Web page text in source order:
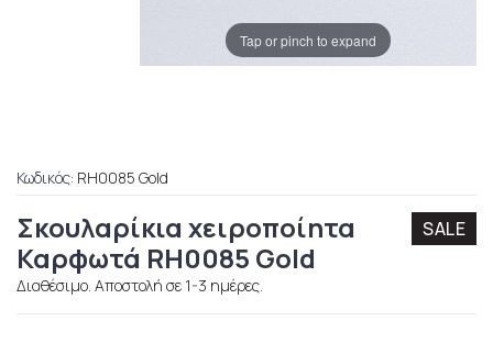
Tap or pinch to expand
Κωδικός: RH0085 Gold
Σκουλαρίκια χειροποίητα
Καρφωτά RH0085 Gold
SALE
Διαθέσιμο. Αποστολή σε 1-3 ημέρες.